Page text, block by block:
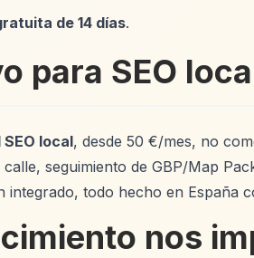
de 14 días.
para SEO
local, desde 50 €/mes, no
seguimiento de GBP/Map
integrado, todo hecho en España
nos